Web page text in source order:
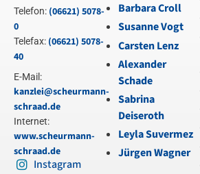
Telefon: (06621) 5078-
0
Telefax: (06621) 5078-
40
E-Mail:
kanzlei@scheurmann-
schraad.de
Internet:
www.scheurmann-
schraad.de
Instagram
Barbara Croll
Susanne Vogt
Carsten Lenz
Alexander
Schade
Sabrina
Deiseroth
Leyla Suvermez
Jürgen Wagner